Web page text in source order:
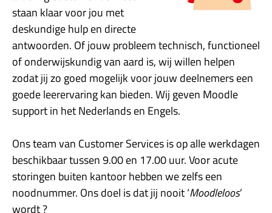
staan klaar voor jou met
deskundige hulp en directe
antwoorden. Of jouw probleem technisch, functioneel
of onderwijskundig van aard is, wij willen helpen
zodat jij zo goed mogelijk voor jouw deelnemers een
goede leerervaring kan bieden. Wij geven Moodle
support in het Nederlands en Engels.
Ons team van Customer Services is op alle werkdagen
beschikbaar tussen 9.00 en 17.00 uur. Voor acute
storingen buiten kantoor hebben we zelfs een
noodnummer. Ons doel is dat jij nooit ‘Moodleloos’
wordt ?